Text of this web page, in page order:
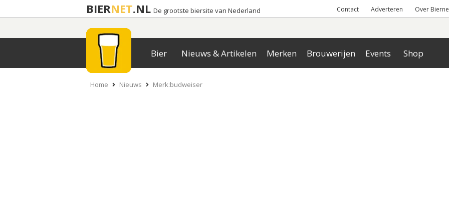
BIERNET.NL De grootste biersite van Nederland Contact Adverteren Over
Bier Nieuws & Artikelen Merken Brouwerijen Events Shop
Home Nieuws Merk:budweiser